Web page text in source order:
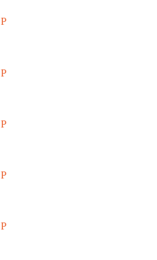
Р
Р
Р
Р
Р